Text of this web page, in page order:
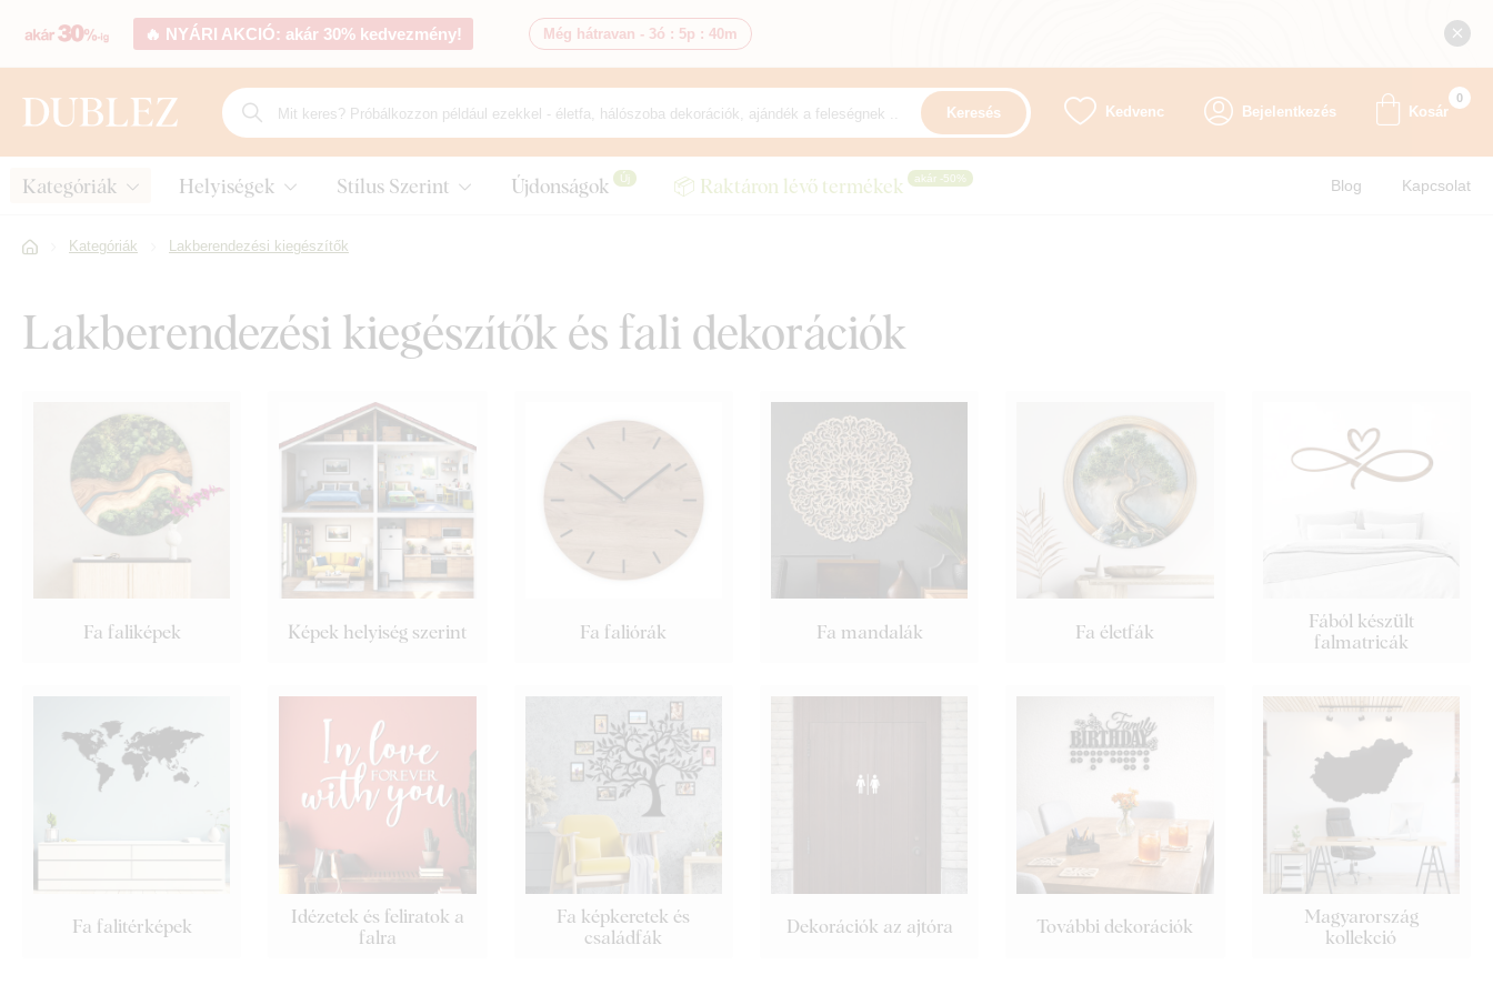
🔥 NYÁRI AKCIÓ: akár 30% kedvezmény! Még hátravan - 3ó : 5p : 38m
Keresés Kedvenc Bejelentkezés Kosár
0
Kategóriák Helyiségek Stílus Szerint Újdonságok Új 📦 Raktáron lévő termékek akár -50% Blog Kapcsolat
Kategóriák Lakberendezési kiegészítők
Lakberendezési kiegészítők és fali dekorációk
Fa faliképek Képek helyiség szerint Fa faliórák Fa mandalák Fa életfák
Fából készült
falmatricák
Fa falitérképek
Idézetek és feliratok a
falra
Fa képkeretek és
családfák
Dekorációk az ajtóra További dekorációk
Magyarország
kollekció